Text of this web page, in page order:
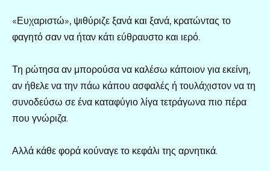
«Ευχαριστώ», ψιθύριζε ξανά και ξανά, κρατώντας το
φαγητό σαν να ήταν κάτι εύθραυστο και ιερό.
Τη ρώτησα αν μπορούσα να καλέσω κάποιον για εκείνη,
αν ήθελε να την πάω κάπου ασφαλές ή τουλάχιστον να τη
συνοδεύσω σε ένα καταφύγιο λίγα τετράγωνα πιο πέρα
που γνώριζα.
Αλλά κάθε φορά κούναγε το κεφάλι της αρνητικά.